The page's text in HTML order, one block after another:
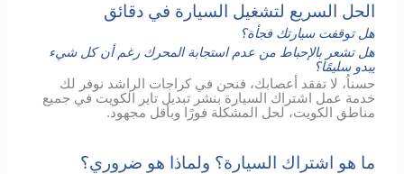
الحل السريع لتشغيل السيارة في دقائق
هل توقفت سيارتك فجأة؟
هل تشعر بالإحباط من عدم استجابة المحرك رغم أن كل شيء
يبدو سليمًا؟
حسناُ، لا تفقد أعصابك، فنحن في كراجات الراشد نوفر لك
خدمة عمل اشتراك السيارة بنشر تبديل تاير الكويت في جميع
مناطق الكويت، لحل المشكلة فورًا وبأقل مجهود.
ما هو اشتراك السيارة؟ ولماذا هو ضروري؟